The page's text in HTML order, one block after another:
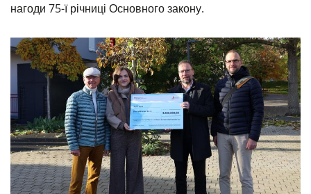
нагоди 75-ї річниці Основного закону.